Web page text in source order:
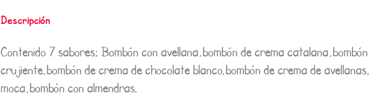
Descripción
Contenido 7 sabores; Bombón con avellana,bombón de crema
crujiente,bombón de crema de chocolate blanco,bombón de crema de
moca,bombón con almendras.